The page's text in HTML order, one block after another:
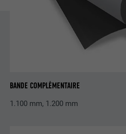
BANDE COMPLÉMENTAIRE
1.100 mm, 1.200 mm